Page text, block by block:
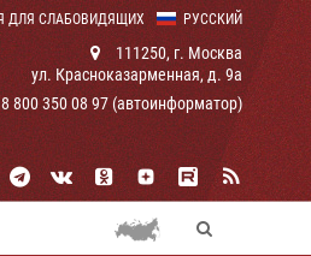
РУССКИЙ
ДЛЯ СЛАБОВИДЯЩИХ
111250, г. Москва
ул. Красноказарменная, д. 9а
8 800 350 08 97 (автоинформатор)